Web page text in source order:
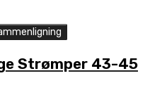
Strømper 43-45